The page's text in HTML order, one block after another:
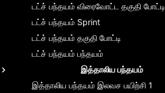
டட்ச் பந்தயம் விரைவோட்ட தகுதி போட்டி
டட்ச் பந்தயம் Sprint
டட்ச் பந்தயம் தகுதி போட்டி
டட்ச் பந்தயம் பந்தயம்
இத்தாலிய பந்தயம்
இத்தாலிய பந்தயம் இலவச பயிற்சி 1